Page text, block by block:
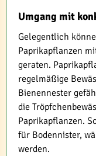
Umgang mit
Gelegentlich
Paprikapflanzen
geraten.
regelmäßige
Bienennester
die
Paprikapflanzen.
für Bodennister,
werden.